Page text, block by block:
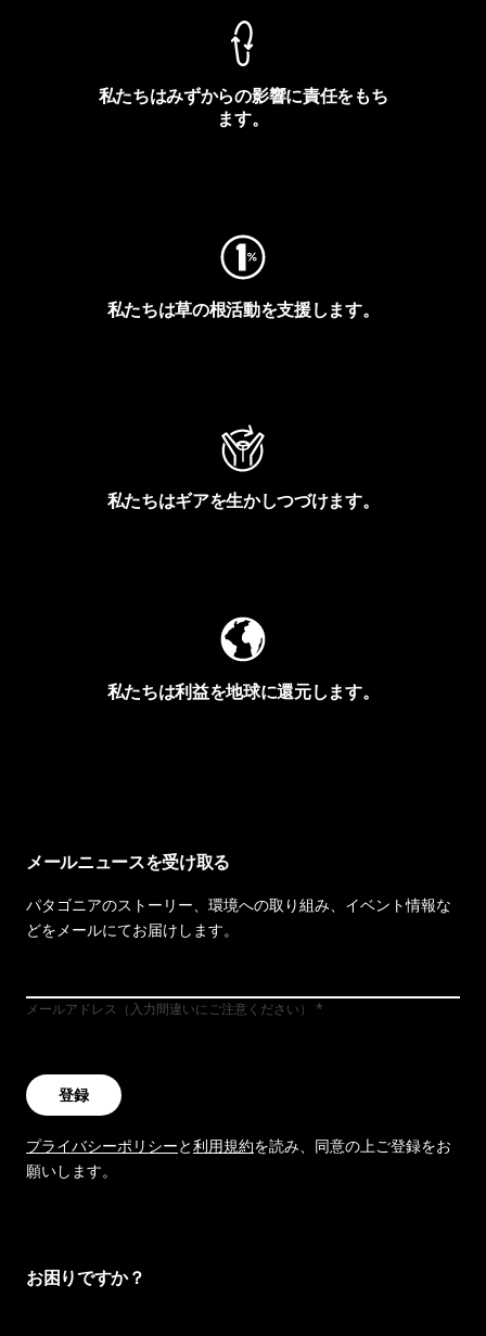
私たちはみずからの影響に責任をもち
ます。
私たちは草の根活動を支援します。
私たちはギアを生かしつづけます。
私たちは利益を地球に還元します。
メールニュースを受け取る
パタゴニアのストーリー、環境への取り組み、イベント情報な
どをメールにてお届けします。
メールアドレス（入力間違いにご注意ください）
登録
プライバシーポリシーと利用規約を読み、同意の上ご登録をお
願いします。
お困りですか？